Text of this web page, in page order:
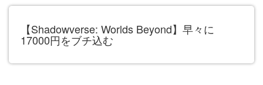
【Shadowverse: Worlds Beyond】早々に
17000円をブチ込む